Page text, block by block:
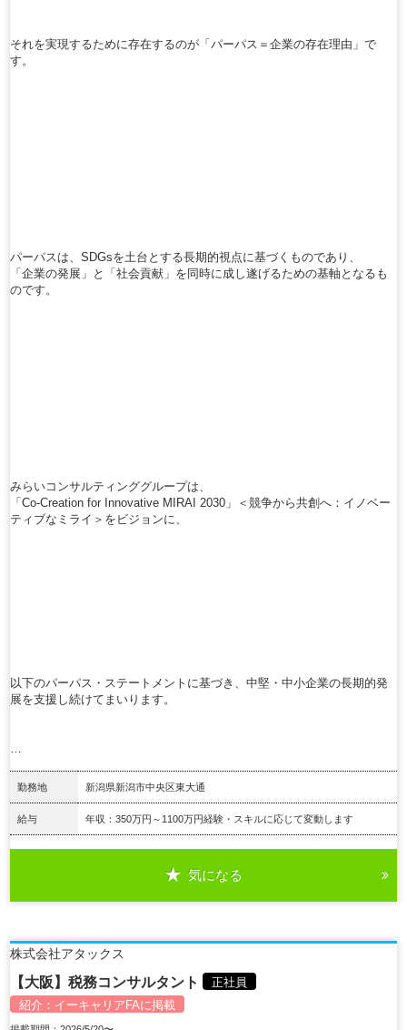
それを実現するために存在するのが「パーパス＝企業の存在理由」で
す。
パーパスは、SDGsを土台とする長期的視点に基づくものであり、
「企業の発展」と「社会貢献」を同時に成し遂げるための基軸となるも
のです。
みらいコンサルティンググループは、
「Co-Creation for Innovative MIRAI 2030」＜競争から共創へ：イノベー
ティブなミライ＞をビジョンに、
以下のパーパス・ステートメントに基づき、中堅・中小企業の長期的発
展を支援し続けてまいります。
勤務地 新潟県新潟市中央区東大通
給与 年収：350万円～1100万円経験・スキルに応じて変動します
気になる
株式会社アタックス
【大阪】税務コンサルタント
正社員
紹介： イーキャリアFAに掲載